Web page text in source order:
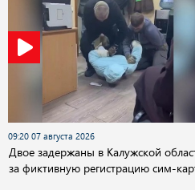
09:20 07 августа 2026
Двое задержаны в Калужской
за фиктивную регистрацию сим-